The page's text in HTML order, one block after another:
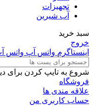
تجهیزات
آب شیرین
سبد خرید
خروج
اینستاگرم واتس آپ واتس
شروع به تایپ کردن برای
فروشگاه
علاقه مندی ها
حساب کاربری من